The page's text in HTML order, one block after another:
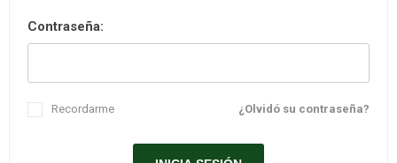
Contraseña:
¿Olvidó su contraseña?
Recordarme